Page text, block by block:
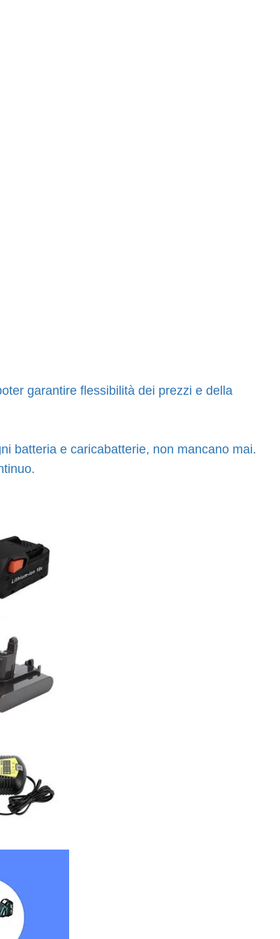
garantire flessibilità dei prezzi e della
batteria e caricabatterie, non mancano mai.